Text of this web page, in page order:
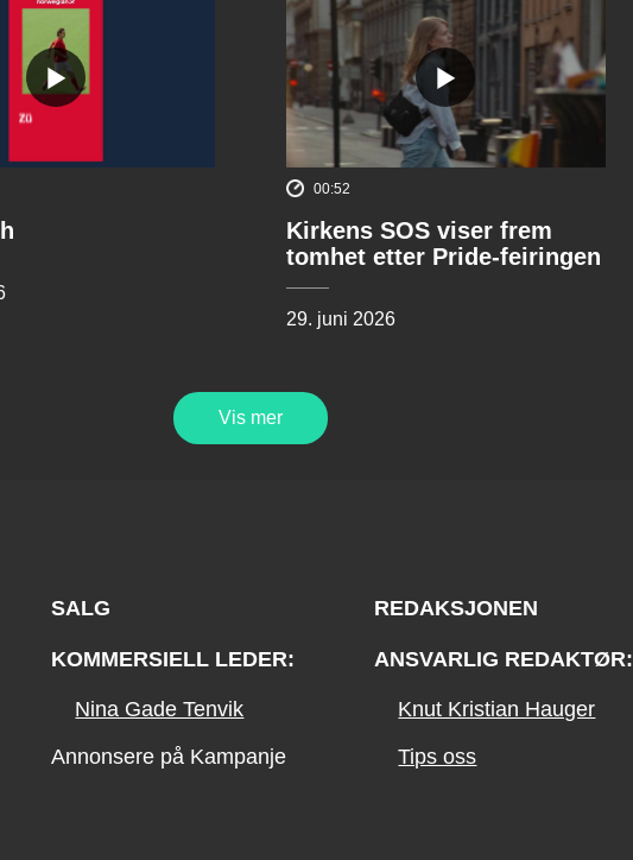
00:52
Kirkens SOS viser frem
tomhet etter Pride-feiringen
29. juni 2026
Vis mer
SALG
KOMMERSIELL LEDER:
Nina Gade Tenvik
Annonsere på Kampanje
REDAKSJONEN
ANSVARLIG REDAKTØR:
Knut Kristian Hauger
Tips oss